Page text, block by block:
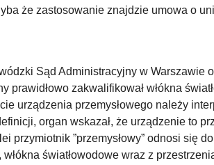
że zastosowanie znajdzie umowa o
Sąd Administracyjny w Warszawie
prawidłowo zakwalifikował włókna
urządzenia przemysłowego należy
organ wskazał, że urządzenie to
przymiotnik ”przemysłowy” odnosi się
światłowodowe wraz z